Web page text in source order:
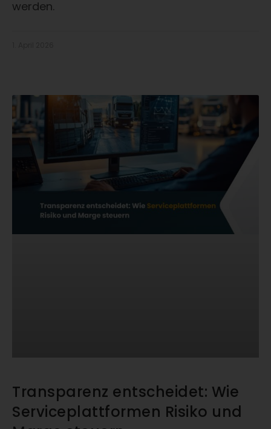
werden.
Transparenz entscheidet: Wie
Serviceplattformen Risiko und